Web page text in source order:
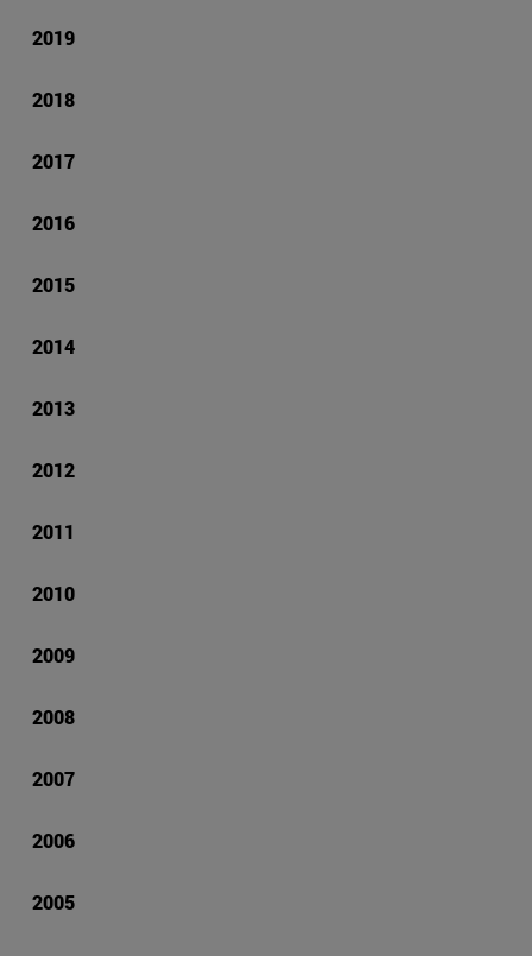
2019
2018
2017
2016
2015
2014
2013
2012
2011
2010
2009
2008
2007
2006
2005